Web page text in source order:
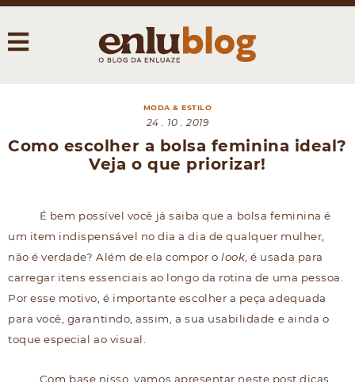
MODA & ESTILO
24 . 10 . 2019
Como escolher a bolsa feminina ideal?
Veja o que priorizar!
É bem possível você já saiba que a bolsa feminina é
um item indispensável no dia a dia de qualquer mulher,
não é verdade? Além de ela compor o look , é usada para
carregar itens essenciais ao longo da rotina de uma pessoa.
Por esse motivo, é importante escolher a peça adequada
para você, garantindo, assim, a sua usabilidade e ainda o
toque especial ao visual.
Com base nisso, vamos apresentar neste post dicas